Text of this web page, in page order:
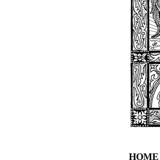
HOME